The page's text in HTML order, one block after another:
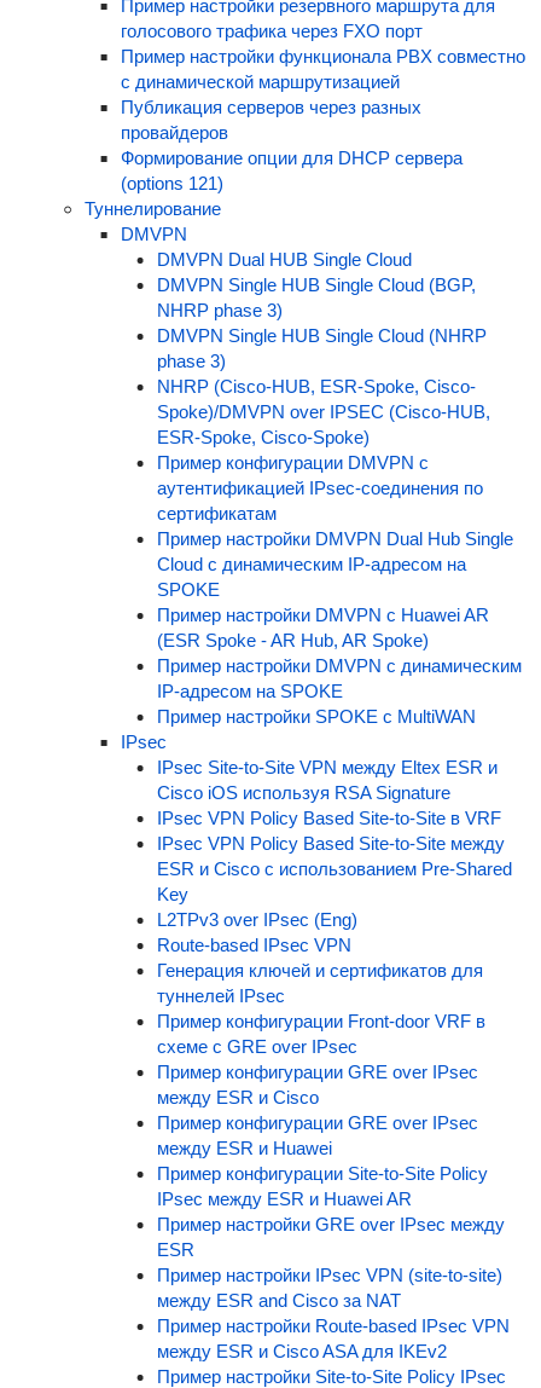
Пример настройки резервного маршрута для
голосового трафика через FXO порт
Пример настройки функционала PBX совместно
с динамической маршрутизацией
Публикация серверов через разных
провайдеров
Формирование опции для DHCP сервера
(options 121)
Туннелирование
DMVPN
DMVPN Dual HUB Single Cloud
DMVPN Single HUB Single Cloud (BGP,
NHRP phase 3)
DMVPN Single HUB Single Cloud (NHRP
phase 3)
NHRP (Cisco-HUB, ESR-Spoke, Cisco-
Spoke)/DMVPN over IPSEC (Cisco-HUB,
ESR-Spoke, Cisco-Spoke)
Пример конфигурации DMVPN с
аутентификацией IPsec-соединения по
сертификатам
Пример настройки DMVPN Dual Hub Single
Cloud с динамическим IP-адресом на
SPOKE
Пример настройки DMVPN с Huawei AR
(ESR Spoke - AR Hub, AR Spoke)
Пример настройки DMVPN с динамическим
IP-адресом на SPOKE
Пример настройки SPOKE c MultiWAN
IPsec
IPsec Site-to-Site VPN между Eltex ESR и
Cisco iOS используя RSA Signature
IPsec VPN Policy Based Site-to-Site в VRF
IPsec VPN Policy Based Site-to-Site между
ESR и Cisco с использованием Pre-Shared
Key
L2TPv3 over IPsec (Eng)
Route-based IPsec VPN
Генерация ключей и сертификатов для
туннелей IPsec
Пример конфигурации Front-door VRF в
схеме с GRE over IPsec
Пример конфигурации GRE over IPsec
между ESR и Cisco
Пример конфигурации GRE over IPsec
между ESR и Huawei
Пример конфигурации Site-to-Site Policy
IPsec между ESR и Huawei AR
Пример настройки GRE over IPsec между
ESR
Пример настройки IPsec VPN (site-to-site)
между ESR and Cisco за NAT
Пример настройки Route-based IPsec VPN
между ESR и Cisco ASA для IKEv2
Пример настройки Site-to-Site Policy IPsec